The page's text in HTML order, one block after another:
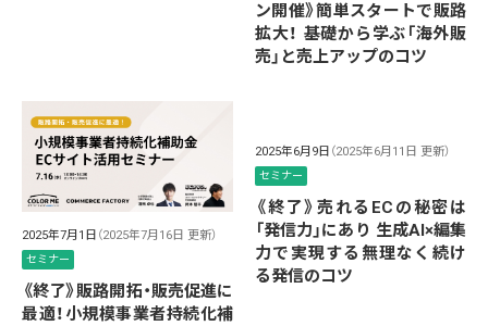
ン開催》簡単スタートで販路
拡大！ 基礎から学ぶ「海外販
売」と売上アップのコツ
2025年7月1日 （2025年7月16日 更新）
セミナー
《終了》販路開拓・販売促進に
最適！小規模事業者持続化補
2025年6月9日 （2025年6月11日 更新）
セミナー
《終了》売れるECの秘密は
「発信力」にあり 生成AI×編集
力で実現する無理なく続け
る発信のコツ